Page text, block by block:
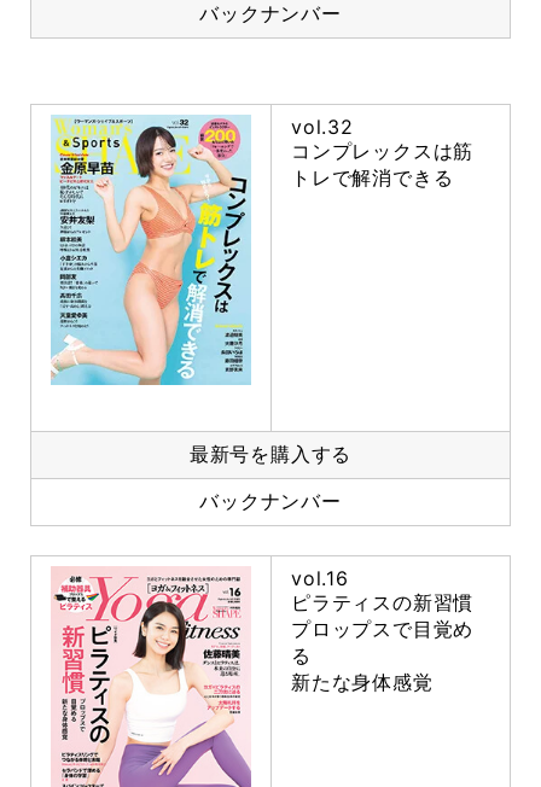
バックナンバー
vol.32
コンプレックスは筋
トレで解消できる
最新号を購入する
バックナンバー
vol.16
ピラティスの新習慣
プロップスで目覚め
る
新たな身体感覚